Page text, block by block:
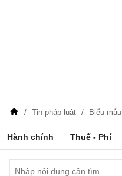
Tin pháp luật Biểu mẫu
Hành chính Thuế - Phí